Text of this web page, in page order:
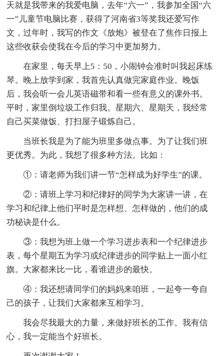
天就是我带来的我爱电脑，去年“六一”，我参加全国“六
一”儿童节电脑比赛，获得了河南省3等奖我还爱写作
文，过年时，我写的作文《放炮》被登在了焦作日报上
这些收获会使我在今后的学习中更加努力。
在家里，每天早上5：50，小闹钟会准时叫我起床练
琴。晚上放学到家，我首先认真做完家庭作业。晚饭
后，我会听一会儿英语磁带和看一些有意义的课外书。
平时，家里倒垃圾工作归我。星期六、星期天，我经常
自己买菜做饭、打扫屋子锻炼自己。
当班长我是为了能为班里多做点事。为了让我们班
更优秀。为此，我想了很多种方法。比如：
①：请老师为我们讲一节“怎样成为好学生”的课。
②：请班上学习和纪律好的同学为大家讲一讲，在
学习和纪律上他们平时是怎样想、怎样做的，他们的成
功秘诀是什么。
③：我想为班上做一个学习进步表和一个纪律进步
表，每个星期五为学习或纪律进步的同学贴上一面小红
旗。大家都来比一比，看谁进步的最快。
④：我还想请同学们的妈妈来咱班，一起夸一夸自
己的孩子，让我们大家都来互相学习。
我会尽我最大的力量，来做好班长的工作。我有信
心，我一定能当个好班长。